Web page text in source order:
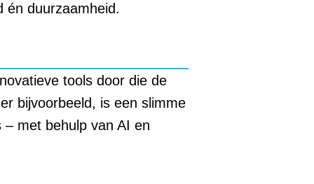
én duurzaamheid.
tools door die de
bijvoorbeeld, is een slimme
met behulp van AI en